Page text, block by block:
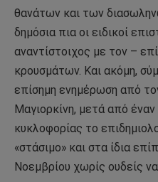
θανάτων και των
δημόσια πια οι ειδικοί
αναντίστοιχος με τον –
κρουσμάτων. Και ακόμη,
επίσημη ενημέρωση από
Μαγιορκίνη, μετά από
κυκλοφορίας το
«στάσιμο» και στα ίδια
Νοεμβρίου χωρίς ουδείς να